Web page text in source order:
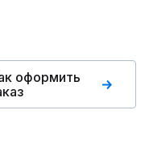
оформить